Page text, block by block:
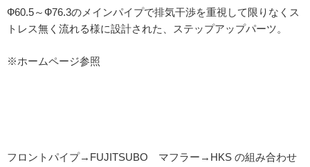
Ф60.5～Ф76.3のメインパイプで排気干渉を重視して限りなくス
トレス無く流れる様に設計された、ステップアップパーツ。
※ホームページ参照
フロントパイプ→FUJITSUBO マフラー→HKS の組み合わせ